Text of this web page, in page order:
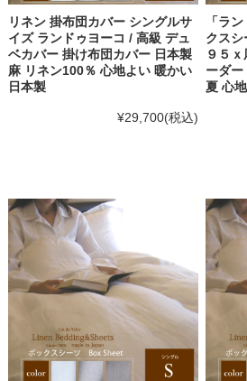
リネン 掛布団カバー シングルサ
イズ ランドゥヨーコ / 高級 デュ
ベカバー 掛け布団カバー 日本製
麻 リネン100％ 心地よい 暖かい
日本製
¥29,700(税込)
「ラ
クスシ
９５
ーダ
夏 心